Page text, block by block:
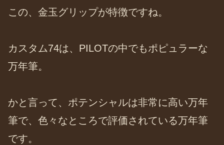
この、金玉グリップが特徴ですね。
カスタム74は、PILOTの中でもポピュラーな
万年筆。
かと言って、ポテンシャルは非常に高い万年
筆で、色々なところで評価されている万年筆
です。